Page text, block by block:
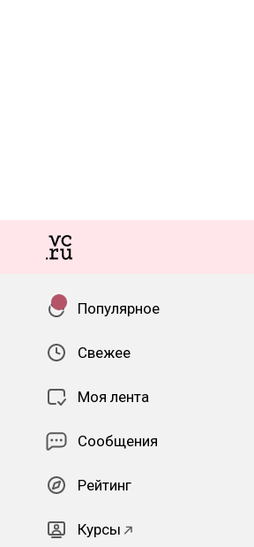
Популярное
Свежее
Моя лента
Сообщения
Рейтинг
Курсы